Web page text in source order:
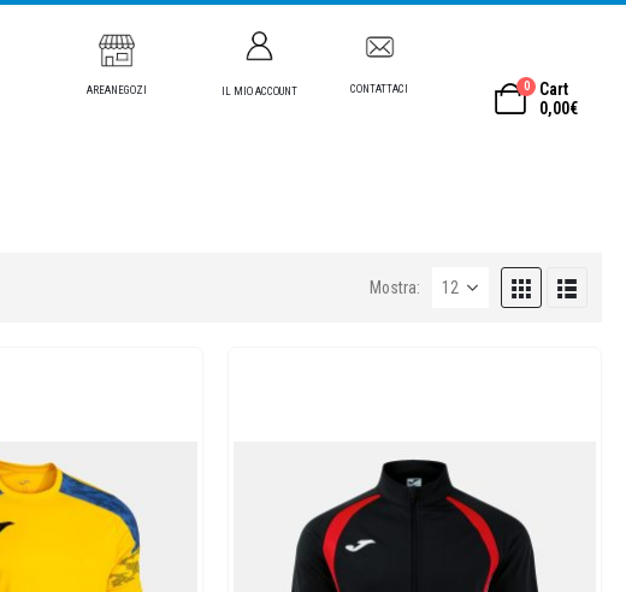
AREANEGOZI IL MIO ACCOUNT CONTATTACI 0
Cart
0,00€
Mostra: